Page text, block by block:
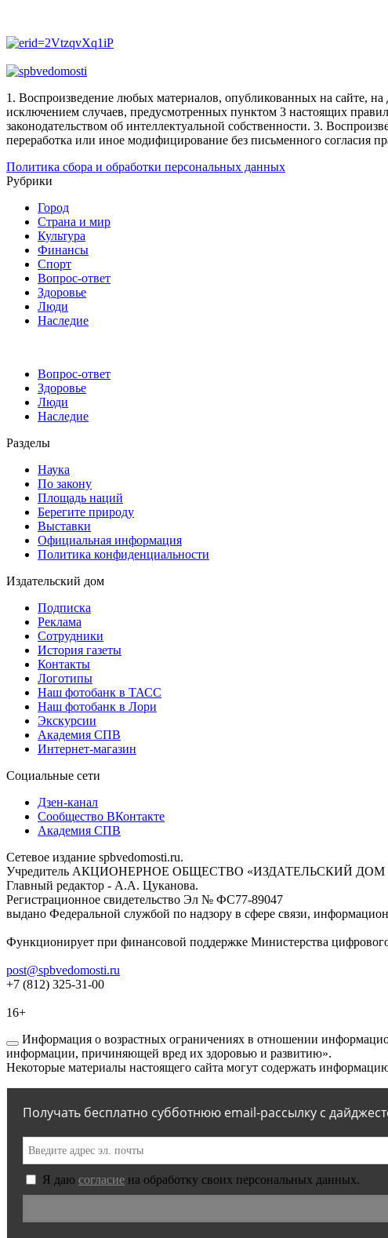
1. Воспроизведение любых материалов, опубликованных на сайте, на
исключением случаев, предусмотренных пунктом 3 настоящих
законодательством об интеллектуальной собственности. 3.
переработка или иное модифицирование без письменного согласия
Политика сбора и обработки персональных данных
Рубрики
Город
Страна и мир
Культура
Финансы
Спорт
Вопрос-ответ
Здоровье
Люди
Наследие
Вопрос-ответ
Здоровье
Люди
Наследие
Разделы
Наука
По закону
Площадь наций
Берегите природу
Выставки
Официальная информация
Политика конфиденциальности
Издательский дом
Подписка
Реклама
Сотрудники
История газеты
Контакты
Логотипы
Наш фотобанк в ТАСС
Наш фотобанк в Лори
Экскурсии
Академия СПВ
Интернет-магазин
Социальные сети
Дзен-канал
Сообщество ВКонтакте
Академия СПВ
Сетевое издание spbvedomosti.ru.
Учредитель АКЦИОНЕРНОЕ ОБЩЕСТВО «ИЗДАТЕЛЬСКИЙ
Главный редактор - А.А. Цуканова.
Регистрационное свидетельство Эл № ФС77-89047
выдано Федеральной службой по надзору в сфере связи,
Функционирует при финансовой поддержке Министерства
post@spbvedomosti.ru
+7 (812) 325-31-00
16+
Информация о возрастных ограничениях в отношении
информации, причиняющей вред их здоровью и развитию».
Некоторые материалы настоящего сайта могут содержать
Получать бесплатно субботнюю email-рассылку с
Я даю согласие на обработку своих персональных данных.